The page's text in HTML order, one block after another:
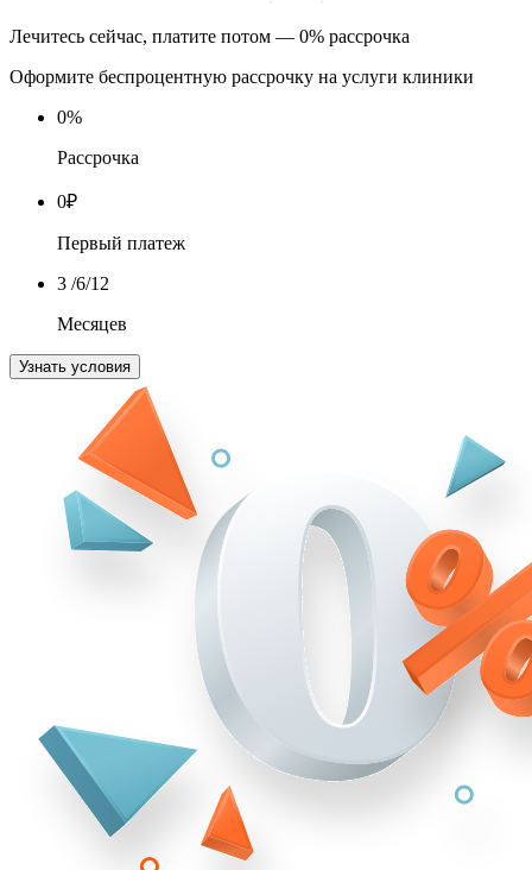
Лечитесь сейчас, платите потом — 0% рассрочка
Оформите беспроцентную рассрочку на услуги клиники
0%
Рассрочка
0₽
Первый платеж
3 /6/12
Месяцев
Узнать условия